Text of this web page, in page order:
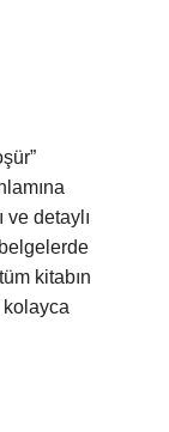
ve detaylı
kitabın